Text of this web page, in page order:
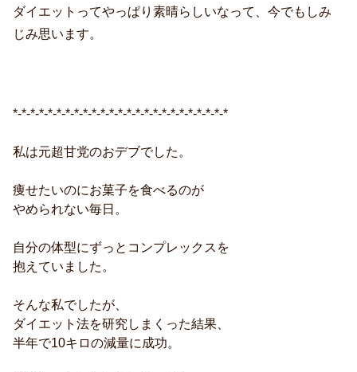
ダイエットってやっぱり素晴らしいなって、今でもしみ
じみ思います。
*-*-*-*-*-*-*-*-*-*-*-*-*-*-*-*-*-*-*-*-*-*-*-*-*
私は元超甘党のおデブでした。
痩せたいのにお菓子を食べるのが
やめられない毎日。
自分の体型にずっとコンプレックスを
抱えていました。
そんな私でしたが、
ダイエット法を研究しまくった結果、
半年で10キロの減量に成功。